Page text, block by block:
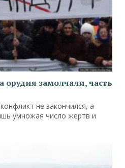
орудия замолчали, часть
не закончился, а
умножая число жертв и